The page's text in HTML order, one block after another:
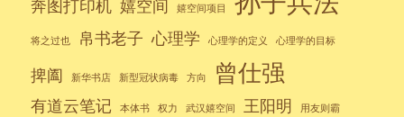
奔图打印机 嬉空间 嬉空间项目
将之过也 帛书老子 心理学 心理学的定义 心理学的目标
捭阖 新华书店 新型冠状病毒 方向 曾仕强
有道云笔记 本体书 权力 武汉嬉空间 王阳明 用友则霸